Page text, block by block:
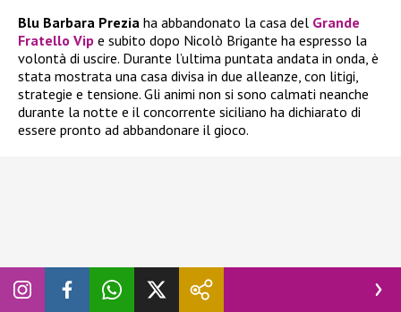
Blu Barbara Prezia ha abbandonato la casa del Grande
Fratello Vip e subito dopo Nicolò Brigante ha espresso la
volontà di uscire. Durante l’ultima puntata andata in onda, è
stata mostrata una casa divisa in due alleanze, con litigi,
strategie e tensione. Gli animi non si sono calmati neanche
durante la notte e il concorrente siciliano ha dichiarato di
essere pronto ad abbandonare il gioco.